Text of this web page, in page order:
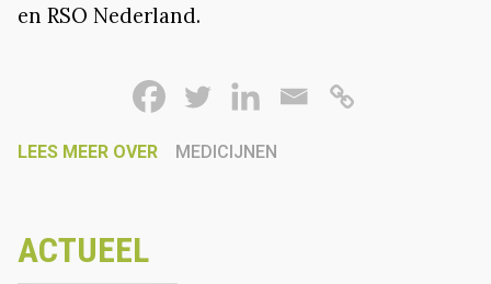
en RSO Nederland.
LEES MEER OVER MEDICIJNEN
ACTUEEL